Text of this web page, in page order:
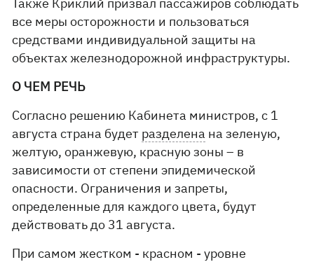
все меры осторожности и пользоваться
средствами индивидуальной защиты на
объектах железнодорожной инфраструктуры.
О ЧЕМ РЕЧЬ
Согласно решению Кабинета министров, с 1
августа страна будет разделена на зеленую,
желтую, оранжевую, красную зоны – в
зависимости от степени эпидемической
опасности. Ограничения и запреты,
определенные для каждого цвета, будут
действовать до 31 августа.
При самом жестком - красном - уровне